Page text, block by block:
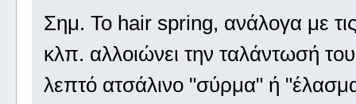
Σημ. Το hair spring, ανάλογα με
κλπ. αλλοιώνει την ταλάντωσή
λεπτό ατσάλινο "σύρμα" ή